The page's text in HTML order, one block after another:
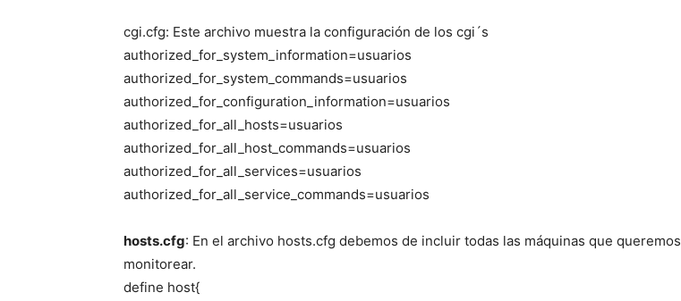
cgi.cfg: Este archivo muestra la configuración de los cgi´s
authorized_for_system_information=usuarios
authorized_for_system_commands=usuarios
authorized_for_configuration_information=usuarios
authorized_for_all_hosts=usuarios
authorized_for_all_host_commands=usuarios
authorized_for_all_services=usuarios
authorized_for_all_service_commands=usuarios
hosts.cfg: En el archivo hosts.cfg debemos de incluir todas las máquinas que queremos
monitorear.
define host{